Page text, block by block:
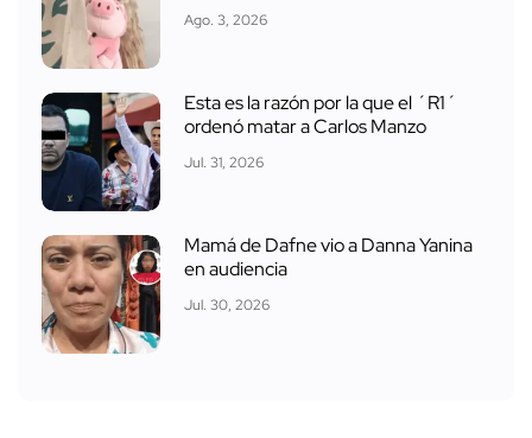
Ago. 3, 2026
Esta es la razón por la que el ´R1´
ordenó matar a Carlos Manzo
Jul. 31, 2026
Mamá de Dafne vio a Danna Yanina
en audiencia
Jul. 30, 2026